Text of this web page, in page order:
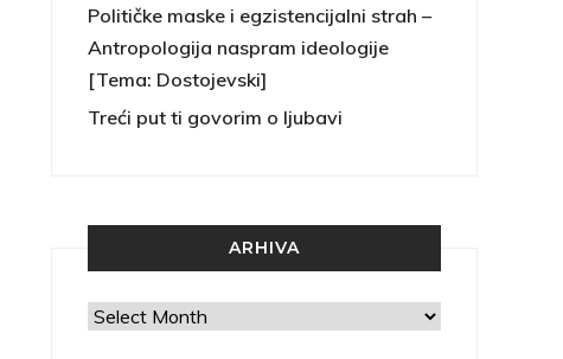
Političke maske i egzistencijalni strah –
Antropologija naspram ideologije
[Tema: Dostojevski]
Treći put ti govorim o ljubavi
ARHIVA
Arhiva